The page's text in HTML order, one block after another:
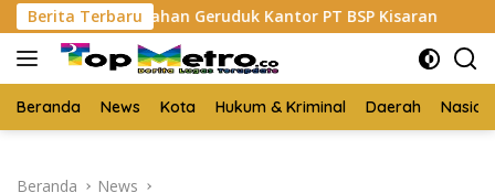
Langsung
ke
konten
Berita Terbaru
Geruduk Kantor PT BSP Kisaran Budi Yanto SH
Beranda News Kota Hukum & Kriminal Daerah
Beranda News